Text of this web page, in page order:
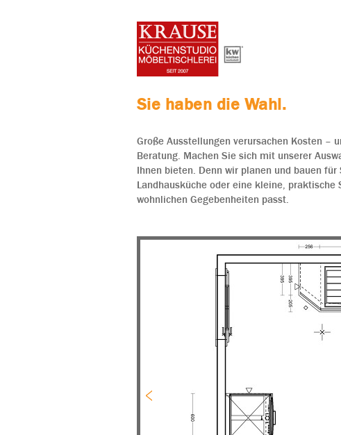
Sie haben die Wahl.
Große Ausstellungen verursachen Kosten –
Beratung. Machen Sie sich mit unserer
Ihnen bieten. Denn wir planen und bauen
Landhausküche oder eine kleine, praktische
wohnlichen Gegebenheiten passt.